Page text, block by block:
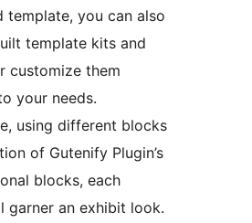
template, you can also
template kits and
customize them
your needs.
using different blocks
of Gutenify Plugin’s
blocks, each
garner an exhibit look.